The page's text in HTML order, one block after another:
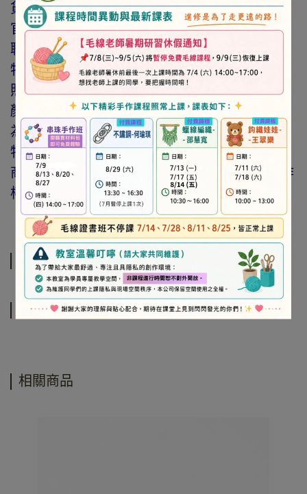
貨需知」，謝謝。
官網與門市同步銷售，如遇缺貨會由專人與您
聯繫。
特價商品，會員不再提供折扣優惠。
照片因拍攝光線與螢幕色差而有所差異，實際
顏色與網路呈現略有不同，將以實際出貨商品
為準。
特價品、客訂商品、毛線、緞帶、繩線、零碼
商品、工具、消耗性商品(如膠類…等)，與著作
權商品(如書籍…等)，恕不接受退換貨。
規格說明
運送方式
相關商品